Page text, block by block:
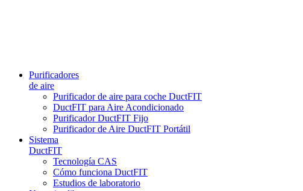
Purificadores
de aire
Purificador de aire para coche DuctFIT
DuctFIT para Aire Acondicionado
Purificador DuctFIT Fijo
Purificador de Aire DuctFIT Portátil
Sistema
DuctFIT
Tecnología CAS
Cómo funciona DuctFIT
Estudios de laboratorio